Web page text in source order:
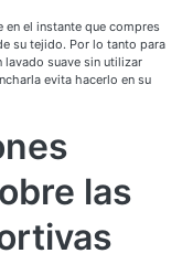
en el instante que compres
su tejido. Por lo tanto para
suave sin utilizar
evita hacerlo en su
las